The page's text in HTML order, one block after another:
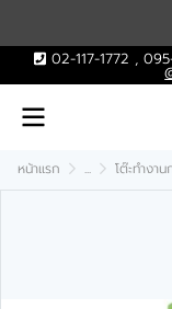
02-117-1772 ,
หน้าแรก ... โต๊ะทำงา